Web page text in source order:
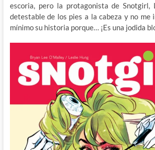
escoria, pero la protagonista de Snotgirl,
detestable de los pies a la cabeza y no me
mínimo su historia porque… ¡Es una jodida